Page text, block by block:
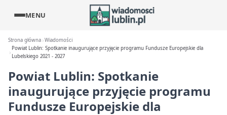
MENU
Strona główna Wiadomości
Powiat Lublin: Spotkanie inaugurujące przyjęcie programu Fundusze Europejskie dla
Lubelskiego 2021 - 2027
Powiat Lublin: Spotkanie
inaugurujące przyjęcie programu
Fundusze Europejskie dla